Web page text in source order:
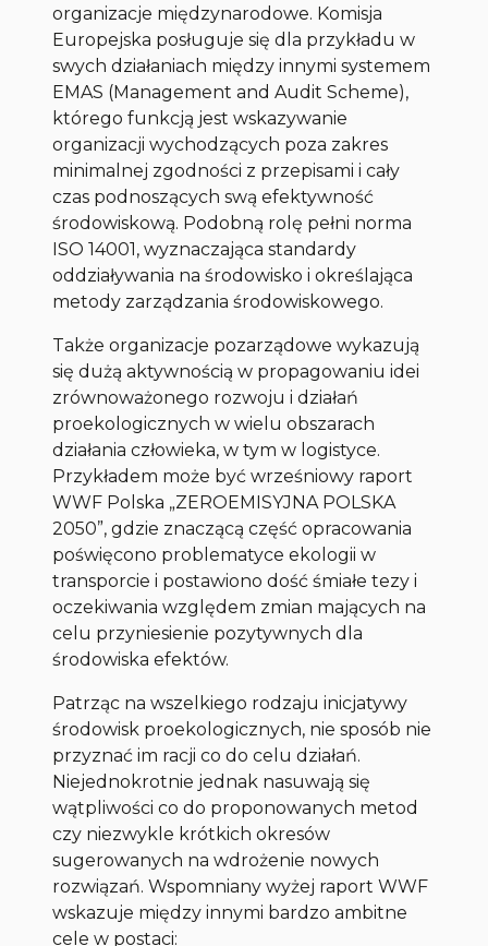
organizacje międzynarodowe. Komisja
Europejska posługuje się dla przykładu w
swych działaniach między innymi systemem
EMAS (Management and Audit Scheme),
którego funkcją jest wskazywanie
organizacji wychodzących poza zakres
minimalnej zgodności z przepisami i cały
czas podnoszących swą efektywność
środowiskową. Podobną rolę pełni norma
ISO 14001, wyznaczająca standardy
oddziaływania na środowisko i określająca
metody zarządzania środowiskowego.
Także organizacje pozarządowe wykazują
się dużą aktywnością w propagowaniu idei
zrównoważonego rozwoju i działań
proekologicznych w wielu obszarach
działania człowieka, w tym w logistyce.
Przykładem może być wrześniowy raport
WWF Polska „ZEROEMISYJNA POLSKA
2050”, gdzie znaczącą część opracowania
poświęcono problematyce ekologii w
transporcie i postawiono dość śmiałe tezy i
oczekiwania względem zmian mających na
celu przyniesienie pozytywnych dla
środowiska efektów.
Patrząc na wszelkiego rodzaju inicjatywy
środowisk proekologicznych, nie sposób nie
przyznać im racji co do celu działań.
Niejednokrotnie jednak nasuwają się
wątpliwości co do proponowanych metod
czy niezwykle krótkich okresów
sugerowanych na wdrożenie nowych
rozwiązań. Wspomniany wyżej raport WWF
wskazuje między innymi bardzo ambitne
cele w postaci: